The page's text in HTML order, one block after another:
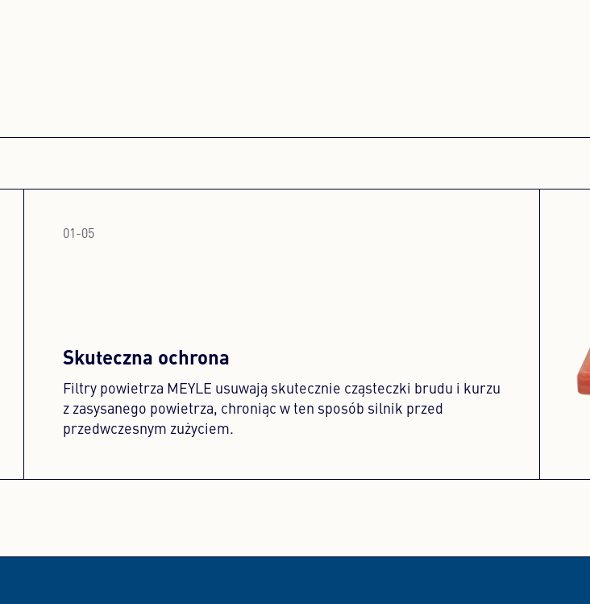
01 -05
Skuteczna ochrona
Filtry powietrza MEYLE usuwają skutecznie cząsteczki brudu i kurzu
z zasysanego powietrza, chroniąc w ten sposób silnik przed
przedwczesnym zużyciem.